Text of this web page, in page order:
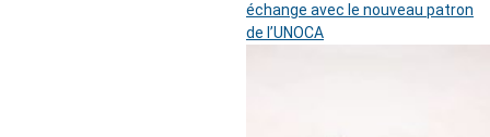
échange avec le nouveau patron
de l’UNOCA